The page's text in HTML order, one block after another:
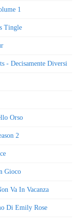
1
Tingle
- Decisamente Diversi
Orso
2
Gioco
Va In Vacanza
Di Emily Rose